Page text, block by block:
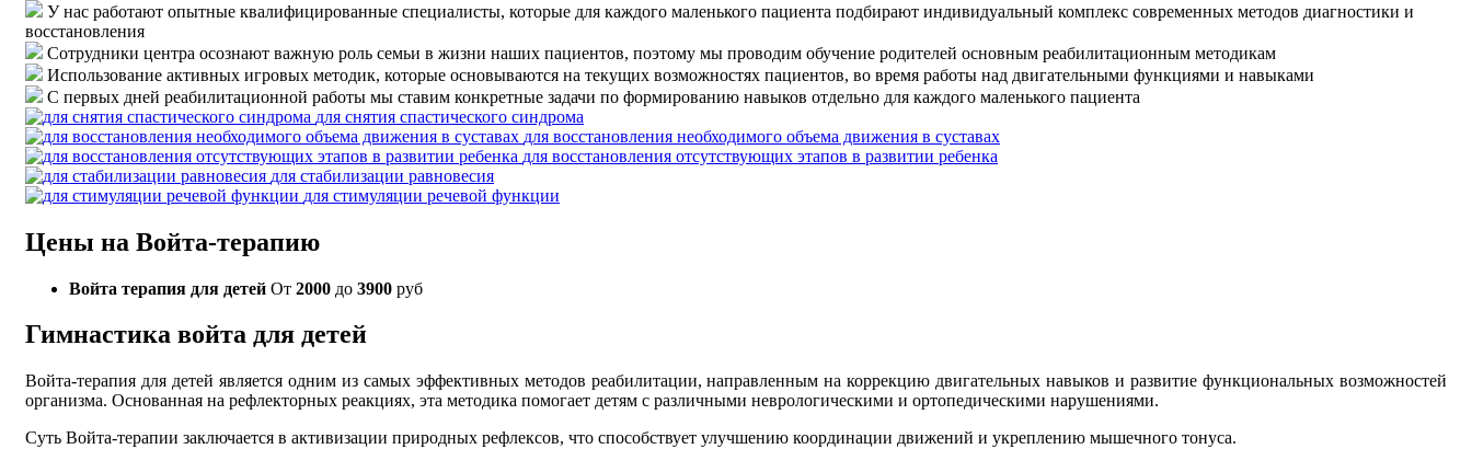
У нас работают опытные квалифицированные специалисты, которые для каждого маленького пациента подбирают индивидуальный комплекс современных методов диагностики и
восстановления
Сотрудники центра осознают важную роль семьи в жизни наших пациентов, поэтому мы проводим обучение родителей основным реабилитационным методикам
Использование активных игровых методик, которые основываются на текущих возможностях пациентов, во время работы над двигательными функциями и навыками
С первых дней реабилитационной работы мы ставим конкретные задачи по формированию навыков отдельно для каждого маленького пациента
для снятия спастического синдрома
для восстановления необходимого объема движения в суставах
для восстановления отсутствующих этапов в развитии ребенка
для стабилизации равновесия
для стимуляции речевой функции
Цены на Войта-терапию
Войта терапия для детей От 2000 до 3900 руб
Гимнастика войта для детей
Войта-терапия для детей является одним из самых эффективных методов реабилитации, направленным на коррекцию двигательных навыков и развитие функциональных возможностей
организма. Основанная на рефлекторных реакциях, эта методика помогает детям с различными неврологическими и ортопедическими нарушениями.
Суть Войта-терапии заключается в активизации природных рефлексов, что способствует улучшению координации движений и укреплению мышечного тонуса.